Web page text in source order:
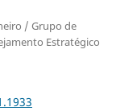
/ Grupo de
Estratégico